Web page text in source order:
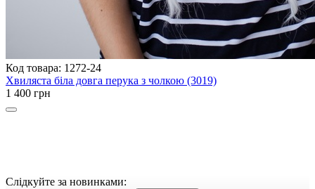
Код товара: 1272-24
Хвиляста біла довга перука з чолкою (3019)
1 400 грн
Слідкуйте за новинками: